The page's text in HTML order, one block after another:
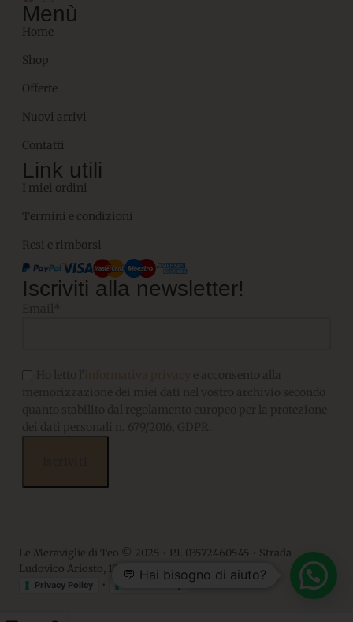
Menù
Home
Shop
Offerte
Nuovi arrivi
Contatti
Link utili
I miei ordini
Termini e condizioni
Resi e rimborsi
Iscriviti alla newsletter!
Le Meraviglie di Teo © 2025 • P.I. 03572460545 • Strada
Ludovico Ariosto, 10 • 06063, Magione PG
Privacy Policy •
💬 Hai bisogno di aiuto?